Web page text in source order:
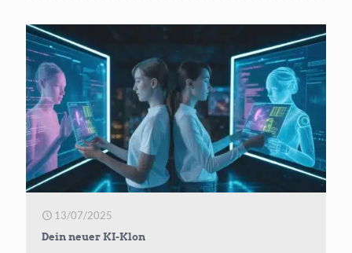
13/07/2025
Dein neuer KI-Klon